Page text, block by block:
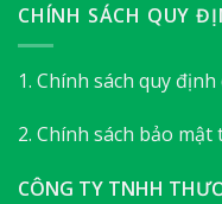
CHÍNH SÁCH QUY
1. Chính sách quy
2. Chính sách bảo
CÔNG TY TNHH